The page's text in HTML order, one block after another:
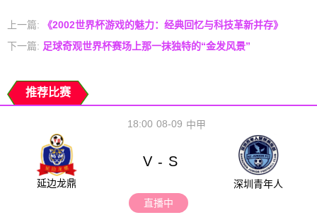
上一篇: 《2002世界杯游戏的魅力：经典回忆与科技革新并存》
下一篇: 足球奇观世界杯赛场上那一抹独特的“金发风景”
推荐比赛
08-09
18:00 中甲
延边龙鼎
V - S
深圳青年人
直播中